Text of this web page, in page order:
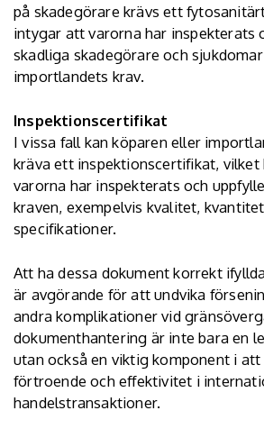
på skadegörare krävs ett
intygar att varorna har inspekterats
skadliga skadegörare och
importlandets krav.
Inspektionscertifikat
I vissa fall kan köparen eller
kräva ett inspektionscertifikat, vilket
varorna har inspekterats och
kraven, exempelvis kvalitet,
specifikationer.
Att ha dessa dokument korrekt
är avgörande för att undvika
andra komplikationer vid
dokumenthantering är inte bara en
utan också en viktig komponent i
förtroende och effektivitet i
handelstransaktioner.